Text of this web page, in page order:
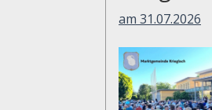
am 31.07.2026